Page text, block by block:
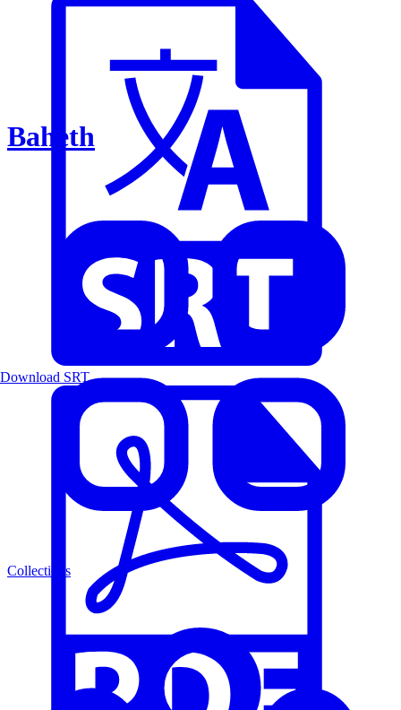
Baheth
Collections
Download SRT